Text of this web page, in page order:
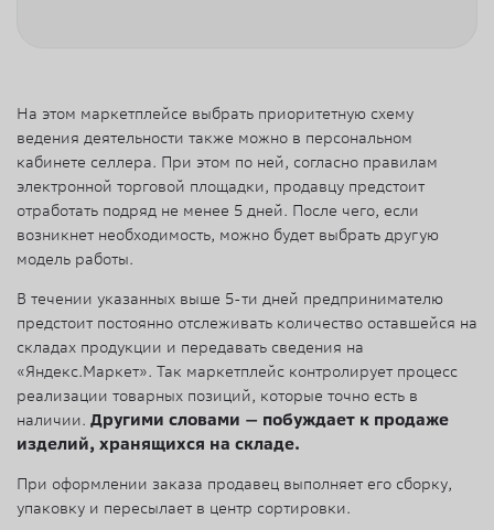
На этом маркетплейсе выбрать приоритетную схему
ведения деятельности также можно в персональном
кабинете селлера. При этом по ней, согласно правилам
электронной торговой площадки, продавцу предстоит
отработать подряд не менее 5 дней. После чего, если
возникнет необходимость, можно будет выбрать другую
модель работы.
В течении указанных выше 5-ти дней предпринимателю
предстоит постоянно отслеживать количество оставшейся на
складах продукции и передавать сведения на
«Яндекс.Маркет». Так маркетплейс контролирует процесс
реализации товарных позиций, которые точно есть в
наличии. Другими словами — побуждает к продаже
изделий, хранящихся на складе.
При оформлении заказа продавец выполняет его сборку,
упаковку и пересылает в центр сортировки.